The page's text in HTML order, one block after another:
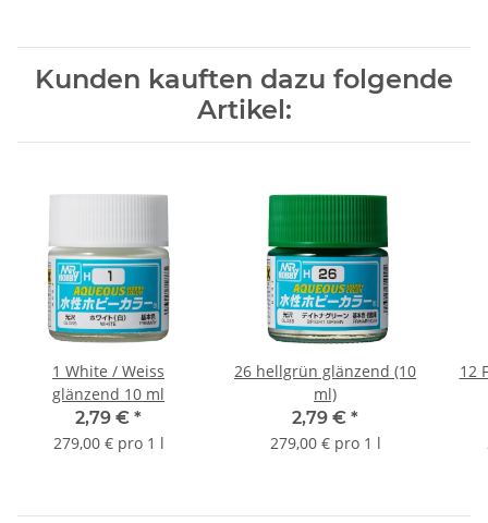
Kunden kauften dazu folgende
Artikel:
1 White / Weiss
glänzend 10 ml
2,79 € *
279,00 € pro 1 l
26 hellgrün glänzend (10
ml)
2,79 € *
279,00 € pro 1 l
12